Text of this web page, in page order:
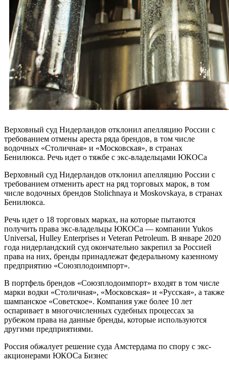
Верховный суд Нидерландов отклонил апелляцию России с
требованием отмены ареста ряда брендов, в том числе
водочных «Столичная» и «Московская», в странах
Бенилюкса. Речь идет о тяжбе с экс-владельцами ЮКОСа
Верховный суд Нидерландов отклонил апелляцию России с
требованием отменить арест на ряд торговых марок, в том
числе водочных брендов Stolichnaya и Moskovskaya, в странах
Бенилюкса.
Речь идет о 18 торговых марках, на которые пытаются
получить права экс-владельцы ЮКОСа — компании Yukos
Universal, Hulley Enterprises и Veteran Petroleum. В январе 2020
года нидерландский суд окончательно закрепил за Россией
права на них, бренды принадлежат федеральному казенному
предприятию «Союзплодоимпорт».
В портфель брендов «Союзплодоимпорт» входят в том числе
марки водки «Столичная», «Московская» и «Русская», а также
шампанское «Советское». Компания уже более 10 лет
оспаривает в многочисленных судебных процессах за
рубежом права на данные бренды, которые используются
другими предприятиями.
Россия обжалует решение суда Амстердама по спору с экс-
акционерами ЮКОСа Бизнес